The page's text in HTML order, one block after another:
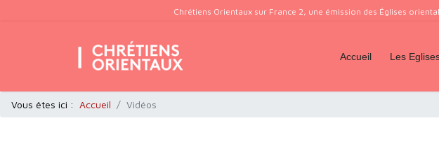
Chrétiens Orientaux sur France 2, une émission des Églises
Accueil Les
Vous êtes ici : Accueil Vidéos